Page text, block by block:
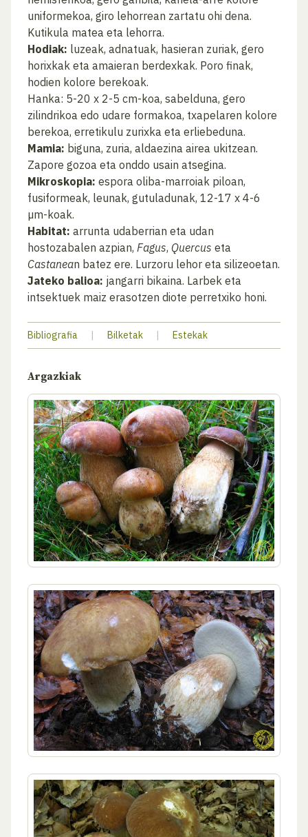
uniformekoa, giro lehorrean zartatu ohi dena.
Kutikula matea eta lehorra.
Hodiak: luzeak, adnatuak, hasieran zuriak, gero
horixkak eta amaieran berdexkak. Poro finak,
hodien kolore berekoak.
Hanka: 5-20 x 2-5 cm-koa, sabelduna, gero
zilindrikoa edo udare formakoa, txapelaren kolore
berekoa, erretikulu zurixka eta erliebeduna.
Mamia: biguna, zuria, aldaezina airea ukitzean.
Zapore gozoa eta onddo usain atsegina.
Mikroskopia: espora oliba-marroiak piloan,
fusiformeak, leunak, gutuladunak, 12-17 x 4-6
µm-koak.
Habitat: arrunta udaberrian eta udan
hostozabalen azpian, Fagus, Quercus eta
Castanean batez ere. Lurzoru lehor eta silizeoetan.
Jateko balioa: jangarri bikaina. Larbek eta
intsektuek maiz erasotzen diote perretxiko honi.
Bibliografia | Bilketak | Estekak
Argazkiak